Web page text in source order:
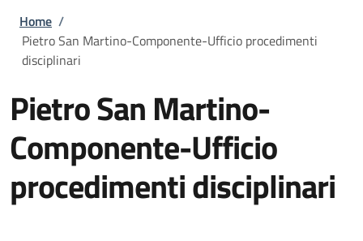
Briciole di pane
Home /
Pietro San Martino-Componente-Ufficio procedimenti
disciplinari
Pietro San Martino-
Componente-Ufficio
procedimenti disciplinari